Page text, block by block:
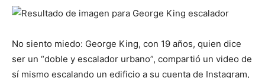
No siento miedo: George King, con 19 años, quien dice
ser un “doble y escalador urbano”, compartió un video de
sí mismo escalando un edificio a su cuenta de Instagram,